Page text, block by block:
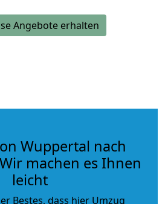
Angebote erhalten
Wuppertal nach
machen es Ihnen
leicht
Bestes, dass hier Umzug